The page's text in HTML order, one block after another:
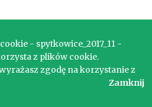
- spytkowice_2017_11 -
z plików cookie.
zgodę na korzystanie z
Zamknij